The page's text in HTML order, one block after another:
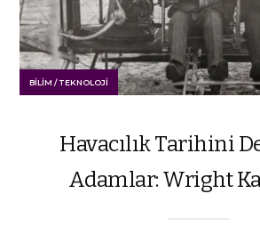
BILIM / TEKNOLOJI
Havacılık Tarihini
Adamlar: Wright